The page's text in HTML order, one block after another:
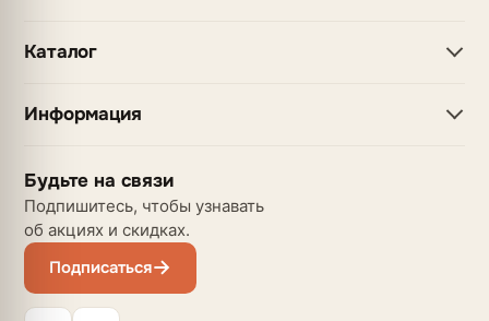
Каталог
Информация
Будьте на связи
Подпишитесь, чтобы узнавать
об акциях и скидках.
Подписаться